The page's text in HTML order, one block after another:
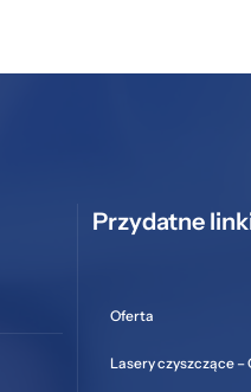
Przydatne
Oferta
Lasery czyszczące